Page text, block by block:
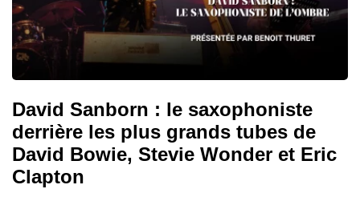
David Sanborn : le saxophoniste
derrière les plus grands tubes de
David Bowie, Stevie Wonder et Eric
Clapton